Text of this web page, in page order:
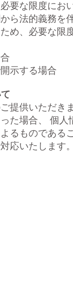
要な限度にお
ら法的義務を
め、必要な限
示する場合
提供いただき
た場合、 個人
るものである
応いたします